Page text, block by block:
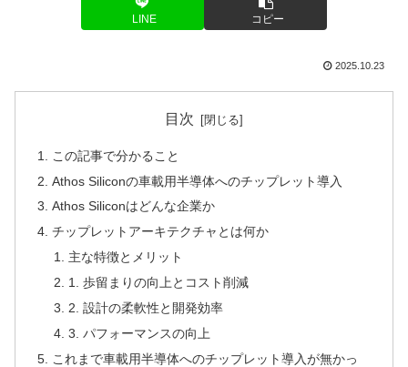
LINE コピー
2025.10.23
目次
この記事で分かること
Athos Siliconの車載用半導体へのチップレット導入
Athos Siliconはどんな企業か
チップレットアーキテクチャとは何か
主な特徴とメリット
1. 歩留まりの向上とコスト削減
2. 設計の柔軟性と開発効率
3. パフォーマンスの向上
これまで車載用半導体へのチップレット導入が無かっ